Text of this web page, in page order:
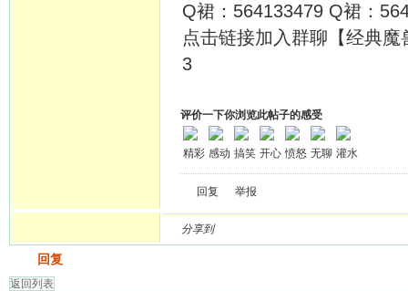
Q裙：564133479 Q裙：
点击链接加入群聊【经典魔
3
评价一下你浏览此帖子的感受
精彩 感动 搞笑 开心 愤怒 无聊 灌水
回复 举报
分享到
回复
返回列表